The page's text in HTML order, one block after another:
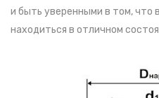
и быть уверенными в том, что
находиться в отличном